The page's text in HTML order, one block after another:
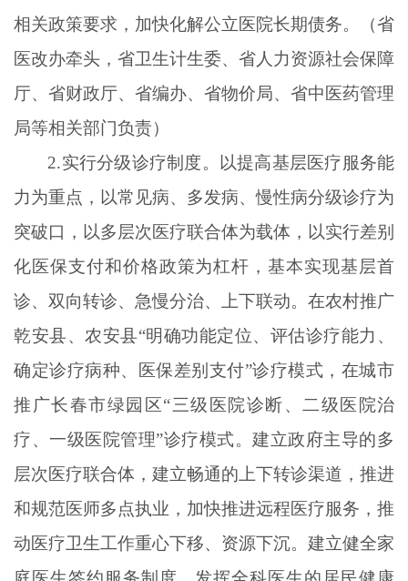
相关政策要求，加快化解公立医院长期债务。（省
医改办牵头，省卫生计生委、省人力资源社会保障
厅、省财政厅、省编办、省物价局、省中医药管理
局等相关部门负责）
2.实行分级诊疗制度。以提高基层医疗服务能
力为重点，以常见病、多发病、慢性病分级诊疗为
突破口，以多层次医疗联合体为载体，以实行差别
化医保支付和价格政策为杠杆，基本实现基层首
诊、双向转诊、急慢分治、上下联动。在农村推广
乾安县、农安县“明确功能定位、评估诊疗能力、
确定诊疗病种、医保差别支付”诊疗模式，在城市
推广长春市绿园区“三级医院诊断、二级医院治
疗、一级医院管理”诊疗模式。建立政府主导的多
层次医疗联合体，建立畅通的上下转诊渠道，推进
和规范医师多点执业，加快推进远程医疗服务，推
动医疗卫生工作重心下移、资源下沉。建立健全家